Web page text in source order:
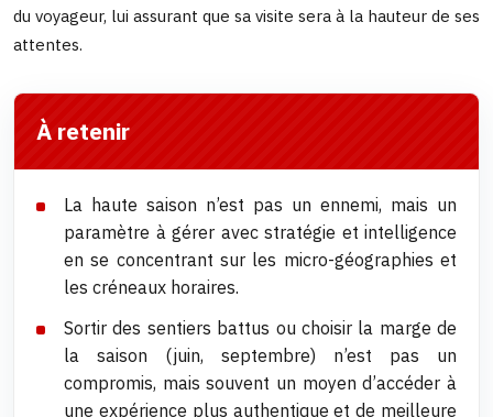
du voyageur, lui assurant que sa visite sera à la hauteur de ses
attentes.
À retenir
La haute saison n’est pas un ennemi, mais un
paramètre à gérer avec stratégie et intelligence
en se concentrant sur les micro-géographies et
les créneaux horaires.
Sortir des sentiers battus ou choisir la marge de
la saison (juin, septembre) n’est pas un
compromis, mais souvent un moyen d’accéder à
une expérience plus authentique et de meilleure